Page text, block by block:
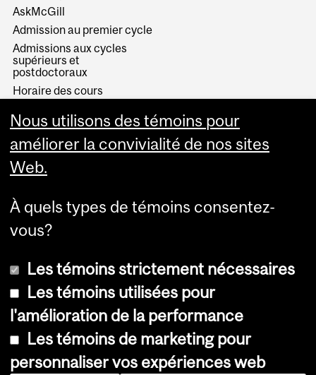
AskMcGill
Admission au premier cycle
Admissions aux cycles
supérieurs et
postdoctoraux
Horaire des cours
Services aux étudiants
© Université McGill, 2026
Accessibilité
Nous utilisons des témoins pour
améliorer la convivialité de nos sites
Web.
À quels types de témoins consentez-
vous?
Les témoins strictement nécessaires
Les témoins utilisées pour
l'amélioration de la performance
Les témoins de marketing pour
personnaliser vos expériences web